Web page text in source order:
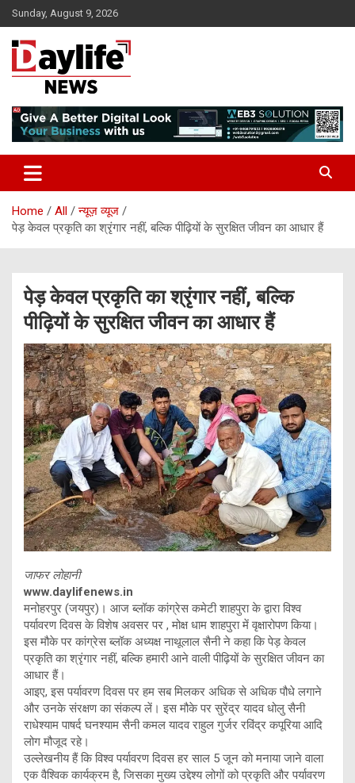
Skip
to
content
Sunday, August 9, 2026
daylifenews
Home All
न्यूज़ व्यूज
पेड़ केवल प्रकृति का श्रृंगार नहीं, बल्कि पीढ़ियों के सुरक्षित जीवन का आधार हैं
पेड़ केवल प्रकृति का श्रृंगार नहीं, बल्कि
पीढ़ियों के सुरक्षित जीवन का आधार हैं
जाफर लोहानी
www.daylifenews.in
मनोहरपुर (जयपुर)। आज ब्लॉक कांग्रेस कमेटी शाहपुरा के द्वारा विश्व
पर्यावरण दिवस के विशेष अवसर पर , मोक्ष धाम शाहपुरा में वृक्षारोपण किया।
इस मौके पर कांग्रेस ब्लॉक अध्यक्ष नाथूलाल सैनी ने कहा​ कि पेड़ केवल
प्रकृति का श्रृंगार नहीं, बल्कि हमारी आने वाली पीढ़ियों के सुरक्षित जीवन का
आधार हैं।
आइए, इस पर्यावरण दिवस पर हम सब मिलकर अधिक से अधिक पौधे लगाने
और उनके संरक्षण का संकल्प लें। इस मौके पर सुरेंद्र यादव धोलु सैनी
राधेश्याम पाषर्द घनश्याम सैनी कमल यादव राहुल गुर्जर रविंद्र कपूरिया आदि
लोग मौजूद रहे।
उल्लेखनीय हैं कि विश्व पर्यावरण दिवस हर साल 5 जून को मनाया जाने वाला
एक वैश्विक कार्यक्रम है, जिसका मुख्य उद्देश्य लोगों को प्रकृति और पर्यावरण